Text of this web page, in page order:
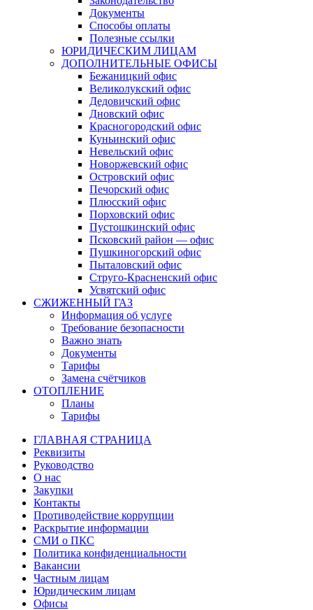
Документы
Способы оплаты
Полезные ссылки
ЮРИДИЧЕСКИМ ЛИЦАМ
ДОПОЛНИТЕЛЬНЫЕ ОФИСЫ
Бежаницкий офис
Великолукский офис
Дедовичский офис
Дновский офис
Красногородский офис
Куньинский офис
Невельский офис
Новоржевский офис
Островский офис
Печорский офис
Плюсский офис
Порховский офис
Пустошкинский офис
Псковский район — офис
Пушкиногорский офис
Пыталовский офис
Струго-Красненский офис
Усвятский офис
СЖИЖЕННЫЙ ГАЗ
Информация об услуге
Требование безопасности
Важно знать
Документы
Тарифы
Замена счётчиков
ОТОПЛЕНИЕ
Планы
Тарифы
ГЛАВНАЯ СТРАНИЦА
Реквизиты
Руководство
О нас
Закупки
Контакты
Противодействие коррупции
Раскрытие информации
СМИ о ПКС
Политика конфиденциальности
Вакансии
Частным лицам
Юридическим лицам
Офисы